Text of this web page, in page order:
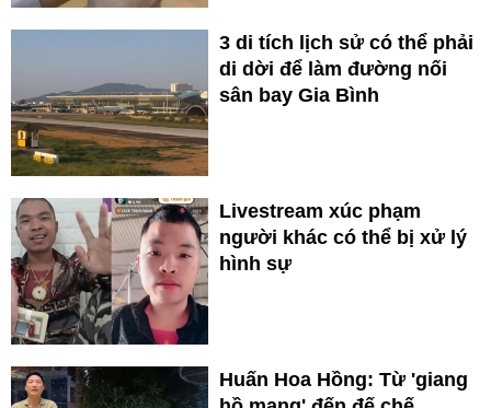
3 di tích lịch sử có thể phải
di dời để làm đường nối
sân bay Gia Bình
Livestream xúc phạm
người khác có thể bị xử lý
hình sự
Huấn Hoa Hồng: Từ 'giang